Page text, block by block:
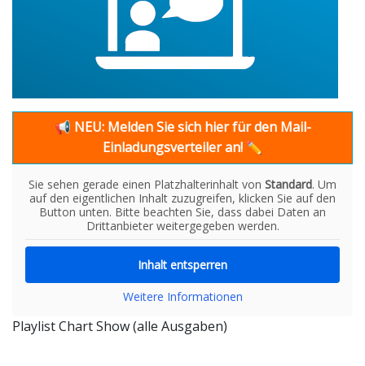
📢 NEU: Melden Sie sich hier für den Mail-
Einladungsverteiler an! ✏
Sie sehen gerade einen Platzhalterinhalt von Standard. Um
auf den eigentlichen Inhalt zuzugreifen, klicken Sie auf den
Button unten. Bitte beachten Sie, dass dabei Daten an
Drittanbieter weitergegeben werden.
Inhalt entsperren
Weitere Informationen
Playlist Chart Show (alle Ausgaben)